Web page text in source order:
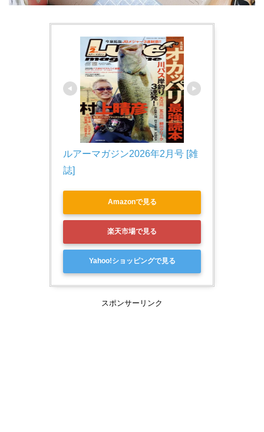
ルアーマガジン2026年2月号 [雑
誌]
Amazonで見る
楽天市場で見る
Yahoo!ショッピングで見る
スポンサーリンク